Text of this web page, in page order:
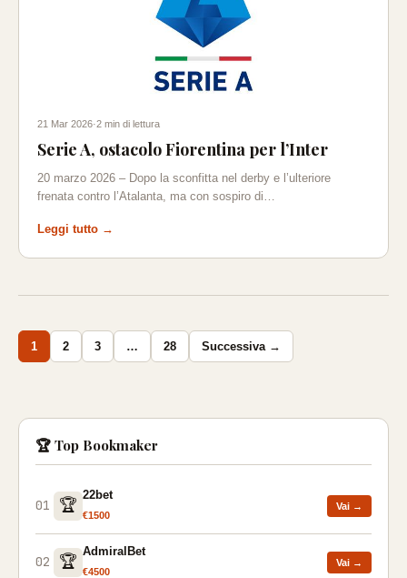
21 Mar 2026·2 min di lettura
Serie A, ostacolo Fiorentina per l’Inter
20 marzo 2026 – Dopo la sconfitta nel derby e l’ulteriore
frenata contro l’Atalanta, ma con sospiro di…
Leggi tutto →
Paginazione
degli
1 2 3 … 28 Successiva →
🏆 Top Bookmaker
01 🏆
22bet
€1500
Vai →
02 🏆
AdmiralBet
€4500
Vai →